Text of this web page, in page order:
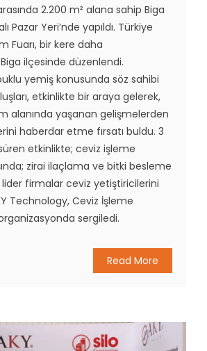
2.200 m² alana sahip Biga
Pazar Yeri’nde yapıldı. Türkiye
Fuarı, bir kere daha
ilçesinde düzenlendi.
yemiş konusunda söz sahibi
etkinlikte bir araya gelerek,
alanında yaşanan gelişmelerden
haberdar etme fırsatı buldu. 3
etkinlikte; ceviz işleme
zirai ilaçlama ve bitki besleme
firmalar ceviz yetiştiricilerini
Technology, Ceviz İşleme
sergiledi.
Read More